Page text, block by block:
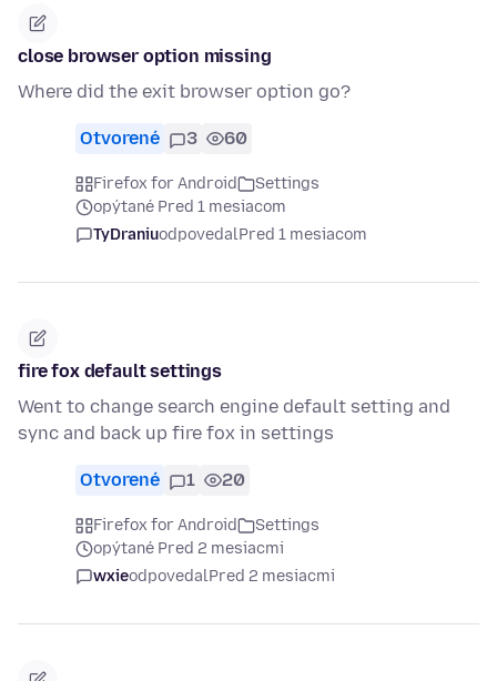
close browser option missing
Where did the exit browser option go?
Otvorené 3 60
Firefox for Android
Settings
opýtané Pred 1 mesiacom
TyDraniuodpovedalPred 1 mesiacom
fire fox default settings
Went to change search engine default setting and
sync and back up fire fox in settings
Otvorené 1 20
Firefox for Android
Settings
opýtané Pred 2 mesiacmi
wxieodpovedalPred 2 mesiacmi